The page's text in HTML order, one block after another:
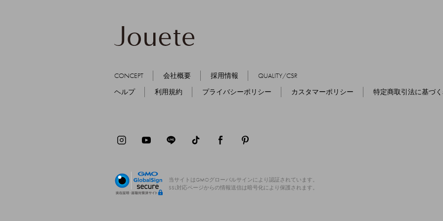
CONCEPT 会社概要 採用情報
QUALITY/CSR
ヘルプ
利用規約 プライバシーポリシー カスタマーポリシー 特定商取引法に基づ
当サイトはGMOグローバルサインにより認証されています。
SSL対応ページからの情報送信は暗号化により保護されます。